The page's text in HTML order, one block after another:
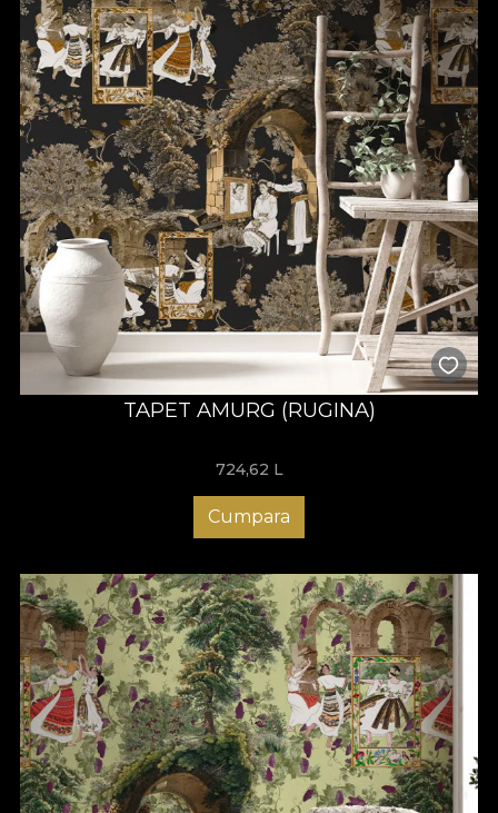
TAPET AMURG (RUGINA)
724,62 L
Cumpara